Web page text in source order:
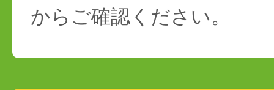
からご確認ください。